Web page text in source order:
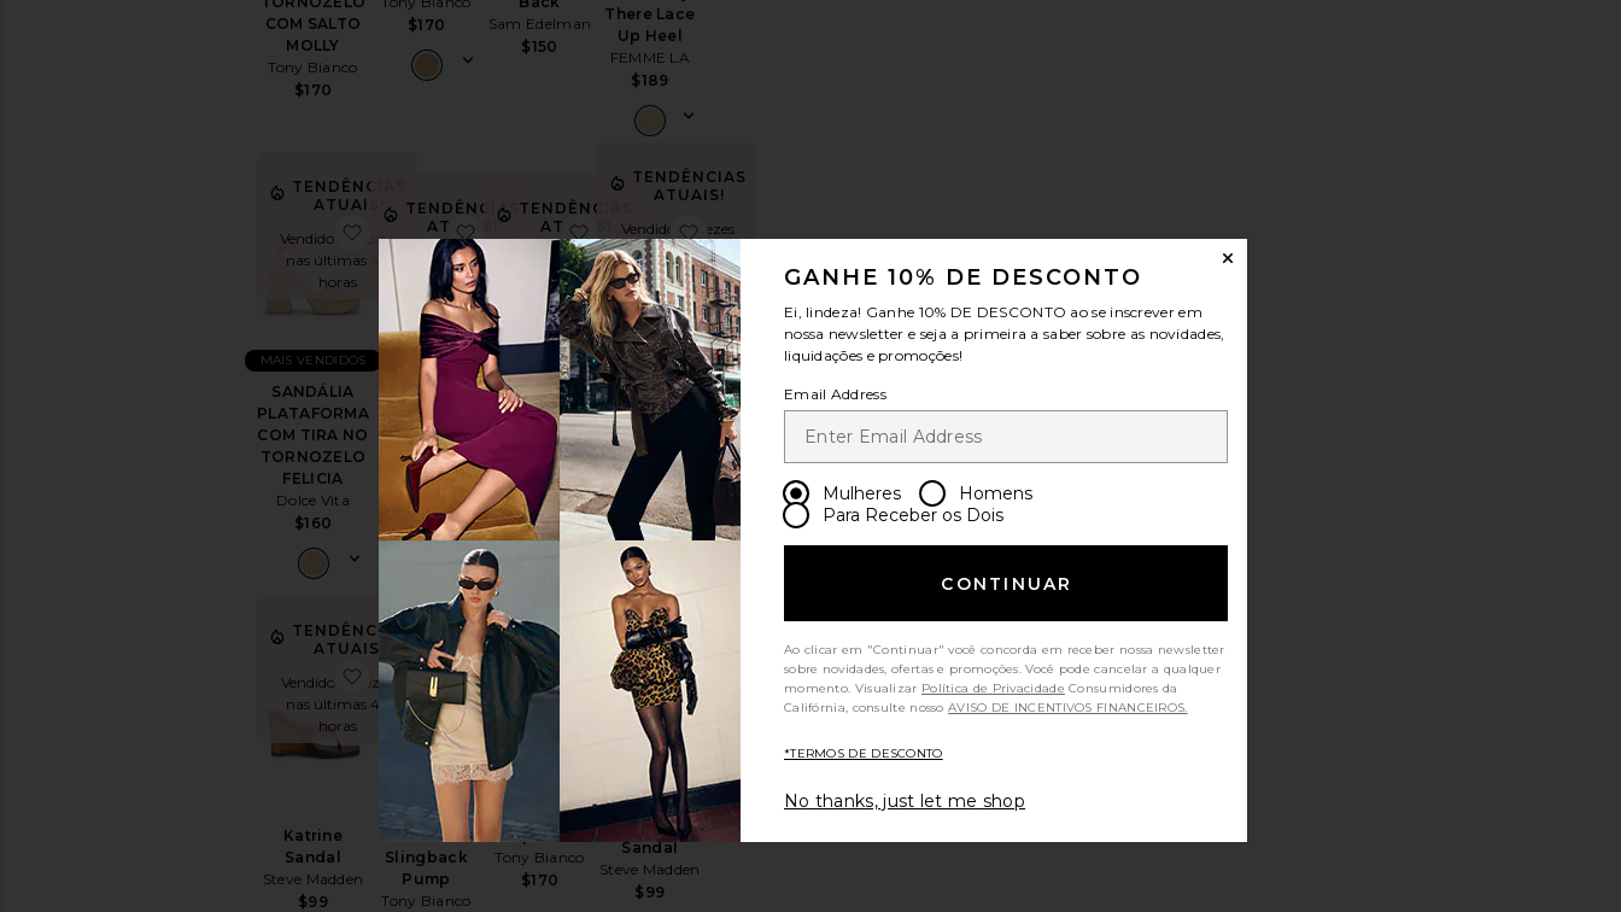
COM SALTO
MOLLY
Tony Bianco
$170
$170
Sam Edelman
$150
There Lace
Up Heel
FEMME LA
$189
TENDÊNCIAS
ATUAIS!
Vendido 10 vezes
nas últimas 48
horas
SANDÁLIA
PLATAFORMA
COM TIRA NO
TORNOZELO
FELICIA
Dolce Vita
$160
MAIS VENDIDOS
favoritoSANDÁLIA PLATAFORMA COM TIRA NO TORNOZELO FELICIA
TENDÊNCIAS
ATUAIS!
Vendido 9 vezes nas
últimas 48 horas
Icelyn Heel
Dolce Vita
$140
favoritoIcelyn Heel
TENDÊNCIAS
ATUAIS!
Vendido 9 vezes nas
últimas 48 horas
Elodie
Sandal
Schutz
$138
MAIS VENDIDOS
favoritoElodie Sandal
TENDÊNCIAS
ATUAIS!
Vendido 14 vezes
nas últimas 48
horas
Corso
Sandal
Tony Bianco
$170
MAIS VENDIDOS
favoritoCorso Sandal
TENDÊNCIAS
ATUAIS!
Vendido 12 vezes
nas últimas 48
horas
Katrine
Sandal
Steve Madden
$99
favoritoKatrine Sandal
Breeze
Slingback
Pump
Tony Bianco
favoritoBreeze Slingback Pump
TENDÊNCIAS
ATUAIS!
Vendido 11 vezes nas
últimas 48 horas
Juniper Heel
Tony Bianco
$170
favoritoJuniper Heel
TENDÊNCIAS
ATUAIS!
Vendido 6 vezes nas
últimas 48 horas
Seleste
Sandal
Steve Madden
$99
favoritoSeleste Sandal
GANHE 10% DE DESCONTO
Ei, lindeza! Ganhe 10% DE DESCONTO ao se inscrever em
nossa newsletter e seja a primeira a saber sobre as novidades,
liquidações e promoções!
Email Address
Mulheres
Homens
Para Receber os Dois
CONTINUAR
Ao clicar em "Continuar" você concorda em receber nossa newsletter
sobre novidades, ofertas e promoções. Você pode cancelar a qualquer
momento. Visualizar Política de Privacidade Consumidores da
Califórnia, consulte nossoAVISO DE INCENTIVOS FINANCEIROS.
*TERMOS DE DESCONTO
No thanks, just let me shop